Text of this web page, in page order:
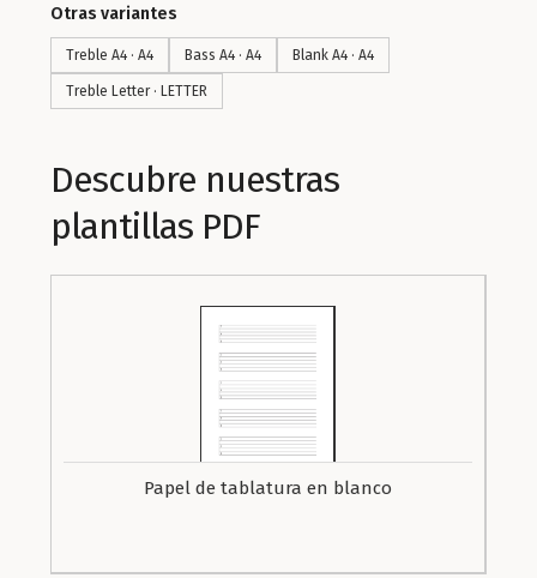
Otras variantes
Treble A4 · A4 Bass A4 · A4 Blank A4 · A4
Treble Letter · LETTER
Descubre nuestras
plantillas PDF
Papel de tablatura en blanco